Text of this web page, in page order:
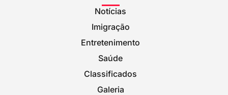
Notícias
Imigração
Entretenimento
Saúde
Classificados
Galeria